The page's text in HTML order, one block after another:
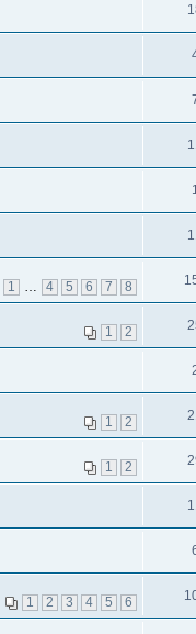
1
1 4 5 6 7 8
1 2
1 2
1 2
1 2 3 4 5 6